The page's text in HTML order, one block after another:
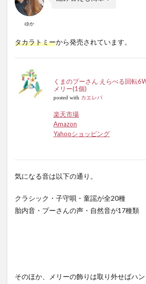
ゆか
タカラトミーから発売されています。
くまのプーさん えらべる回転
メリー(1個)
posted with カエレバ
楽天市場
Amazon
Yahooショッピング
気になる音は以下の通り。
クラシック・子守唄・童謡が全20種
胎内音・プーさんの声・自然音が17種類
そのほか、メリーの飾りは取り外せばハ